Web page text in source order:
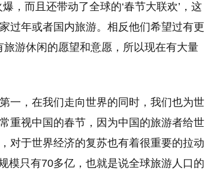
，而且还带动了全球的‘春节大联欢’，这
过年或者国内旅游。相反他们希望过有更
旅游休闲的愿望和意愿，所以现在有大量
一，在我们走向世界的同时，我们也为世
重视中国的春节，因为中国的旅游者给世
对于世界经济的复苏也有着很重要的拉动
模只有70多亿，也就是说全球旅游人口的